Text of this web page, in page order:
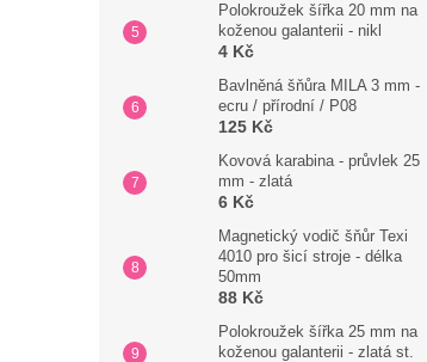
Polokroužek šířka 20 mm na
koženou galanterii - nikl
4 Kč
Bavlněná šňůra MILA 3 mm -
ecru / přírodní / P08
125 Kč
Kovová karabina - průvlek 25
mm - zlatá
6 Kč
Magnetický vodič šňůr Texi
4010 pro šicí stroje - délka
50mm
88 Kč
Polokroužek šířka 25 mm na
koženou galanterii - zlatá st.